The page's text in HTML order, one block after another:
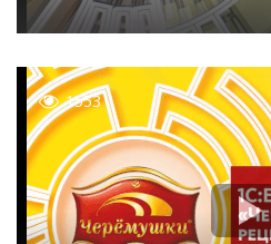
1553